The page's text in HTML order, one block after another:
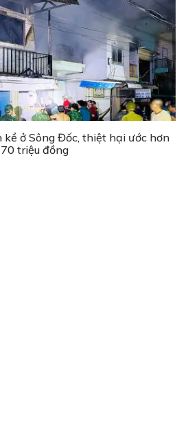
kề ở Sông Đốc, thiệt hại ước hơn
70 triệu đồng